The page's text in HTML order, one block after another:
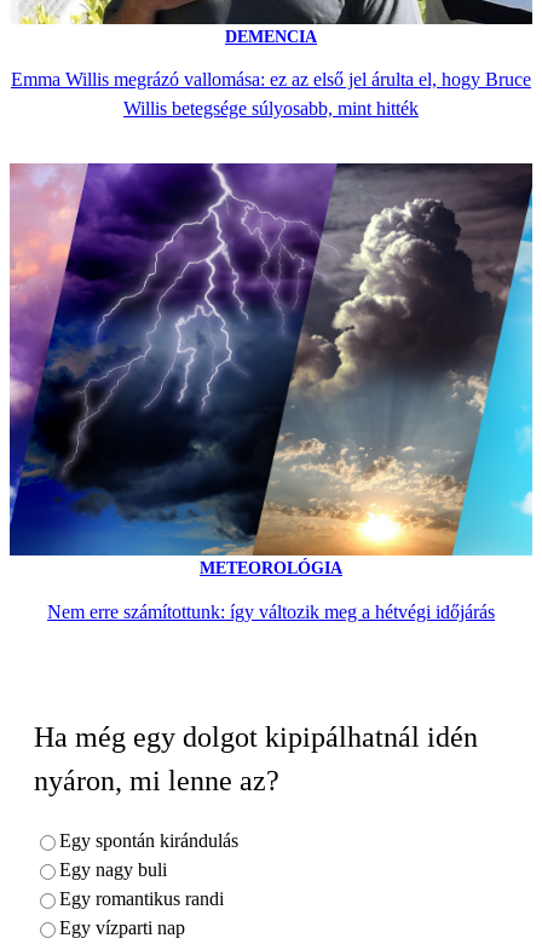
DEMENCIA
Emma Willis megrázó vallomása: ez az első jel árulta el, hogy Bruce
Willis betegsége súlyosabb, mint hitték
METEOROLÓGIA
Nem erre számítottunk: így változik meg a hétvégi időjárás
Ha még egy dolgot kipipálhatnál idén
nyáron, mi lenne az?
Egy spontán kirándulás
Egy nagy buli
Egy romantikus randi
Egy vízparti nap